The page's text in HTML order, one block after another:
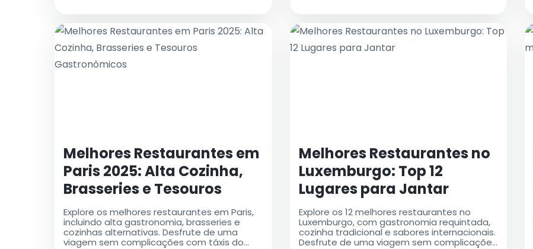
Melhores Restaurantes em
Paris 2025: Alta Cozinha,
Brasseries e Tesouros
Gastronômicos
Explore os melhores restaurantes em Paris,
incluindo alta gastronomia, brasseries e
cozinhas alternativas. Desfrute de uma
viagem sem complicações com táxis do
Melhores Restaurantes no
Luxemburgo: Top 12
Lugares para Jantar
Explore os 12 melhores restaurantes no
Luxemburgo, com gastronomia requintada,
cozinha tradicional e sabores internacionais.
Desfrute de uma viagem sem complicações